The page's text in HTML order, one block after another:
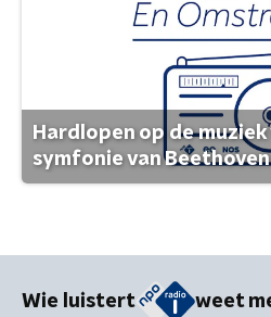
Hardlopen op de muziek
symfonie van Beethoven
Wie luistert weet